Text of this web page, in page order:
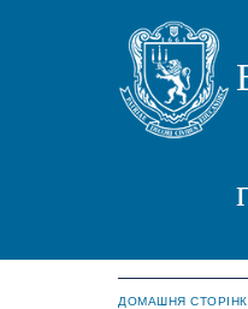
ДОМАШНЯ